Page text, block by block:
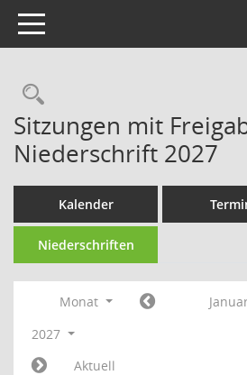
Toggle navigation
Rechercheauswahl
Sitzungen mit
Niederschrift 2027
Kalender
Niederschriften
Monat
2027
Aktuell